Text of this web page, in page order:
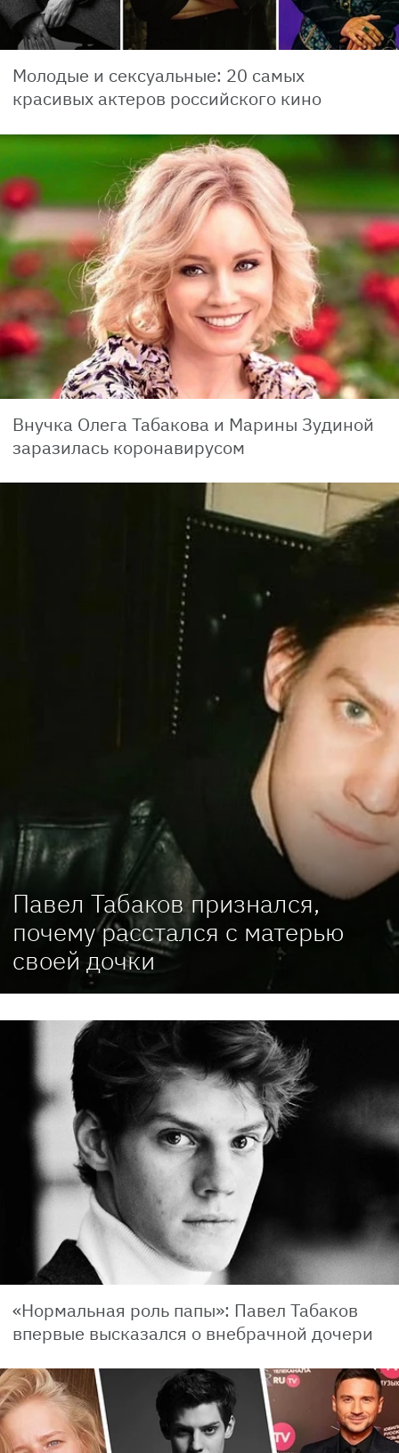
Молодые и сексуальные: 20 самых
красивых актеров российского кино
Внучка Олега Табакова и Марины Зудиной
заразилась коронавирусом
Павел Табаков признался,
почему расстался с матерью
своей дочки
«Нормальная роль папы»: Павел Табаков
впервые высказался о внебрачной дочери